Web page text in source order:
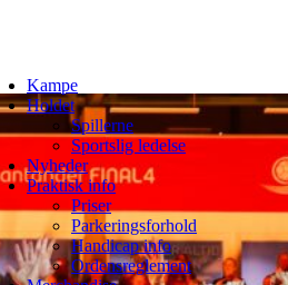
Kampe
Holdet
Spillerne
Sportslig ledelse
Nyheder
Praktisk info
Priser
Parkeringsforhold
Handicap info
Ordensreglement